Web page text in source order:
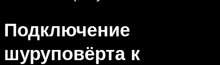
Подключение
шуруповёрта к